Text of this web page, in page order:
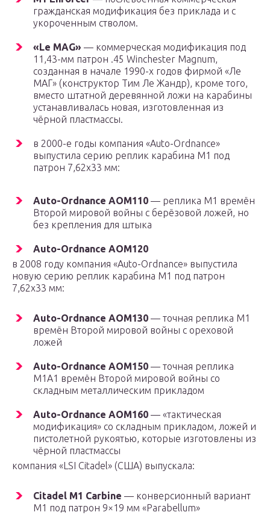
гражданская модификация без приклада и с
укороченным стволом.
«Le MAG» — коммерческая модификация под
11,43-мм патрон .45 Winchester Magnum,
созданная в начале 1990-х годов фирмой «Ле
МАГ» (конструктор Тим Ле Жандр), кроме того,
вместо штатной деревянной ложи на карабины
устанавливалась новая, изготовленная из
чёрной пластмассы.
в 2000-е годы компания «Auto-Ordnance»
выпустила серию реплик карабина M1 под
патрон 7,62х33 мм:
Auto-Ordnance AOM110 — реплика M1 времён
Второй мировой войны с берёзовой ложей, но
без крепления для штыка
Auto-Ordnance AOM120
в 2008 году компания «Auto-Ordnance» выпустила
новую серию реплик карабина M1 под патрон
7,62х33 мм:
Auto-Ordnance AOM130 — точная реплика M1
времён Второй мировой войны с ореховой
ложей
Auto-Ordnance AOM150 — точная реплика
M1A1 времён Второй мировой войны со
складным металлическим прикладом
Auto-Ordnance AOM160 — «тактическая
модификация» со складным прикладом, ложей и
пистолетной рукоятью, которые изготовлены из
чёрной пластмассы
компания «LSI Citadel» (США) выпускала:
Citadel M1 Carbine — конверсионный вариант
M1 под патрон 9×19 мм «Parabellum»